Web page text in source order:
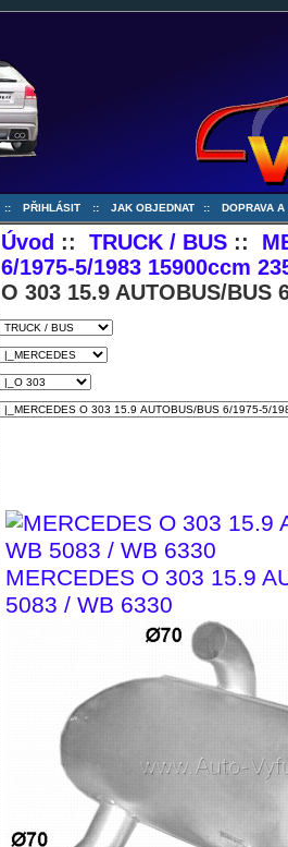
:: PŘIHLÁSIT :: JAK OBJEDNAT :: DOPRAVA A
Úvod ::TRUCK / BUS ::
6/1975-5/1983 15900ccm
O 303 15.9 AUTOBUS/BUS
MERCEDES O 303 15.9
5083 / WB 6330